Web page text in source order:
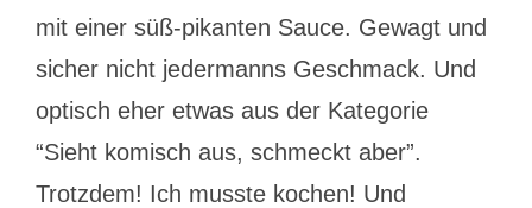
mit einer süß-pikanten Sauce. Gewagt und
sicher nicht jedermanns Geschmack. Und
optisch eher etwas aus der Kategorie
“Sieht komisch aus, schmeckt aber”.
Trotzdem! Ich musste kochen! Und